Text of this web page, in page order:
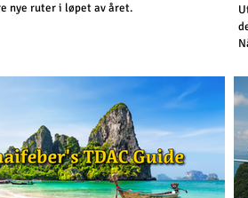
nye ruter i løpet av året.